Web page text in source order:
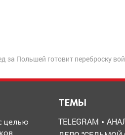
за Польшей готовит переброску
целью
ТЕМЫ
TELEGRAM